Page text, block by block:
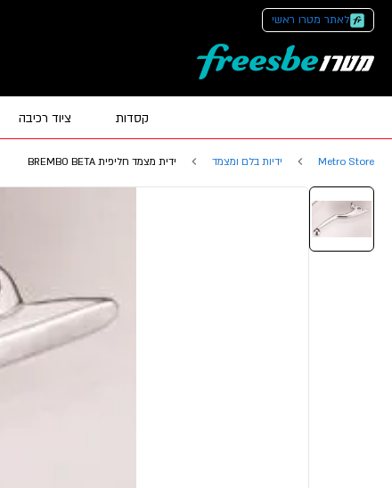
לאתר מטרו ראשי
קסדות ציוד רכיבה
Metro Store ידיות בלם ומצמד ידית מצמד חליפית BREMBO BETA